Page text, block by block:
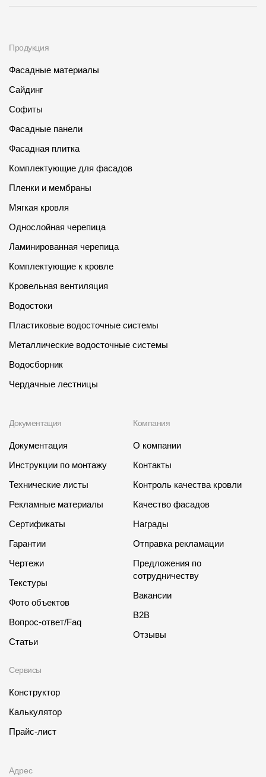
Продукция
Фасадные материалы
Сайдинг
Софиты
Фасадные панели
Фасадная плитка
Комплектующие для фасадов
Пленки и мембраны
Мягкая кровля
Однослойная черепица
Ламинированная черепица
Комплектующие к кровле
Кровельная вентиляция
Водостоки
Пластиковые водосточные системы
Металлические водосточные системы
Водосборник
Чердачные лестницы
Документация
Документация
Инструкции по монтажу
Технические листы
Рекламные материалы
Сертификаты
Гарантии
Чертежи
Текстуры
Фото объектов
Вопрос-ответ/Faq
Статьи
Сервисы
Конструктор
Калькулятор
Прайс-лист
Компания
О компании
Контакты
Контроль качества кровли
Качество фасадов
Награды
Отправка рекламации
Предложения по
сотрудничеству
Вакансии
B2B
Отзывы
Адрес